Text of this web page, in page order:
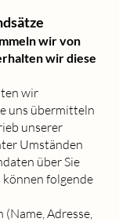
wir von
wir diese
wir
uns übermitteln
unserer
Umständen
über Sie
folgende
Adresse,